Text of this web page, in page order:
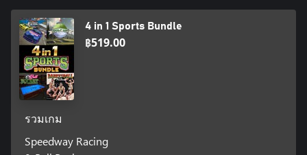
4 in 1 Sports Bundle
฿519.00
รวมเกม
Speedway Racing